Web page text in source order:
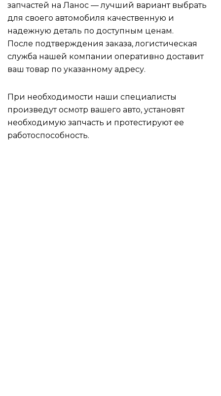
запчастей на Ланос — лучший вариант выбрать
для своего автомобиля качественную и
надежную деталь по доступным ценам.
После подтверждения заказа, логистическая
служба нашей компании оперативно доставит
ваш товар по указанному адресу.
При необходимости наши специалисты
произведут осмотр вашего авто, установят
необходимую запчасть и протестируют ее
работоспособность.